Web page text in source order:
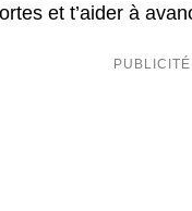
et t’aider à